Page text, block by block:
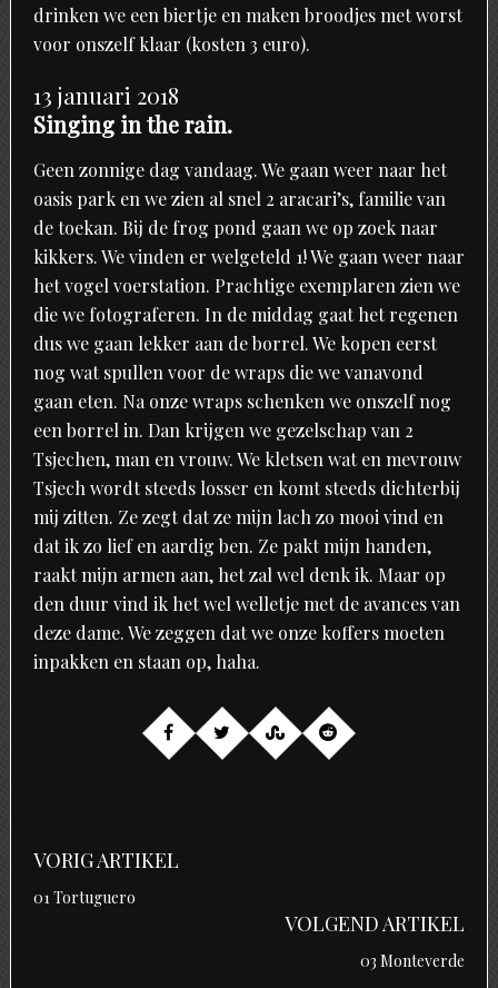
drinken we een biertje en maken broodjes met worst
voor onszelf klaar (kosten 3 euro).
13 januari 2018
Singing in the rain.
Geen zonnige dag vandaag. We gaan weer naar het
oasis park en we zien al snel 2 aracari’s, familie van
de toekan. Bij de frog pond gaan we op zoek naar
kikkers. We vinden er welgeteld 1! We gaan weer naar
het vogel voerstation. Prachtige exemplaren zien we
die we fotograferen. In de middag gaat het regenen
dus we gaan lekker aan de borrel. We kopen eerst
nog wat spullen voor de wraps die we vanavond
gaan eten. Na onze wraps schenken we onszelf nog
een borrel in. Dan krijgen we gezelschap van 2
Tsjechen, man en vrouw. We kletsen wat en mevrouw
Tsjech wordt steeds losser en komt steeds dichterbij
mij zitten. Ze zegt dat ze mijn lach zo mooi vind en
dat ik zo lief en aardig ben. Ze pakt mijn handen,
raakt mijn armen aan, het zal wel denk ik. Maar op
den duur vind ik het wel welletje met de avances van
deze dame. We zeggen dat we onze koffers moeten
inpakken en staan op, haha.
VORIG ARTIKEL
01 Tortuguero
VOLGEND ARTIKEL
03 Monteverde